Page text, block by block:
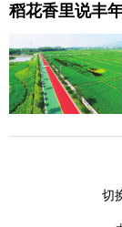
稻花香里说丰
切